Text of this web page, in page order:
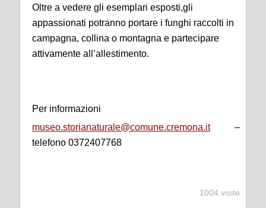
Oltre a vedere gli esemplari esposti,gli
appassionati potranno portare i funghi raccolti in
campagna, collina o montagna e partecipare
attivamente all’allestimento.
Per informazioni
museo.storianaturale@comune.cremona.it–
telefono 0372407768
1004 visite